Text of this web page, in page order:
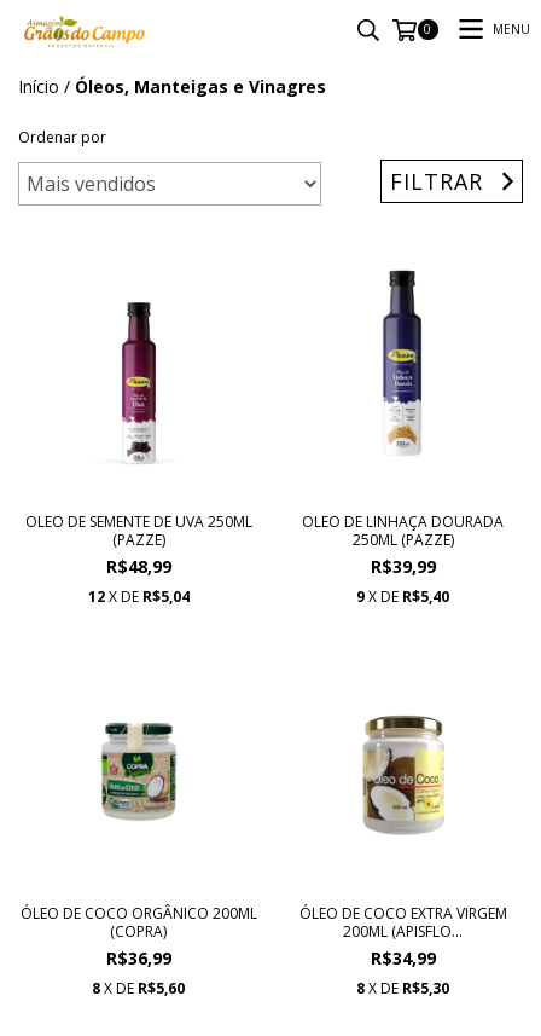
0 MENU
Início / Óleos, Manteigas e Vinagres
Ordenar por
FILTRAR
OLEO DE SEMENTE DE UVA 250ML
(PAZZE)
R$48,99
12 X DE R$5,04
OLEO DE LINHAÇA DOURADA
250ML (PAZZE)
R$39,99
9X DE R$5,40
ÓLEO DE COCO ORGÂNICO 200ML
(COPRA)
R$36,99
8X DE R$5,60
ÓLEO DE COCO EXTRA VIRGEM
200ML (APISFLO...
R$34,99
8X DE R$5,30